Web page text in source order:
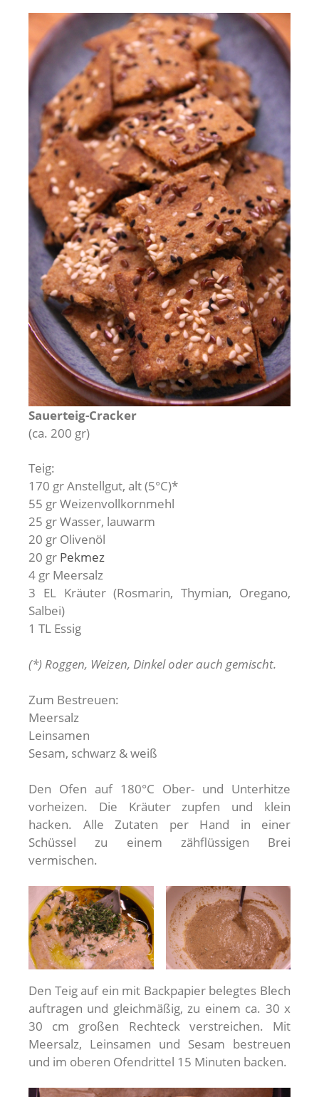
Sauerteig-Cracker
(ca. 200 gr)
Teig:
170 gr Anstellgut, alt (5°C)*
55 gr Weizenvollkornmehl
25 gr Wasser, lauwarm
20 gr Olivenöl
20 gr Pekmez
4 gr Meersalz
3 EL Kräuter (Rosmarin, Thymian, Oregano,
Salbei)
1 TL Essig
(*) Roggen, Weizen, Dinkel oder auch gemischt.
Zum Bestreuen:
Meersalz
Leinsamen
Sesam, schwarz & weiß
Den Ofen auf 180°C Ober- und Unterhitze
vorheizen. Die Kräuter zupfen und klein
hacken. Alle Zutaten per Hand in einer
Schüssel zu einem zähflüssigen Brei
vermischen.
Den Teig auf ein mit Backpapier belegtes Blech
auftragen und gleichmäßig, zu einem ca. 30 x
30 cm großen Rechteck verstreichen. Mit
Meersalz, Leinsamen und Sesam bestreuen
und im oberen Ofendrittel 15 Minuten backen.